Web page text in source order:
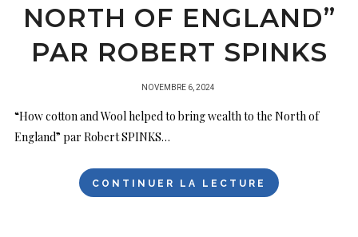
NORTH OF ENGLAND”
PAR ROBERT SPINKS
PUBLIÉ
NOVEMBRE 6, 2024
“How cotton and Wool helped to bring wealth to the North of
England” par Robert SPINKS…
CONTINUER LA LECTURE